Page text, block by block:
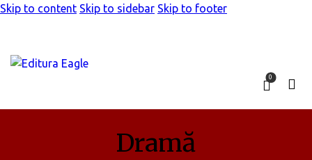
Skip to content Skip to sidebar Skip to footer
0
Dramă